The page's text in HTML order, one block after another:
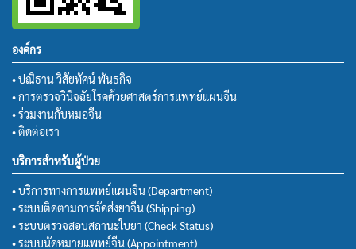
องค์กร
• ปณิธาน วิสัยทัศน์ พันธกิจ
• การตรวจวินิจฉัยโรคด้วยศาสตร์การแพทย์แผนจีน
• ร่วมงานกับหมอจีน
• ติดต่อเรา
บริการสำหรับผู้ป่วย
• บริการทางการแพทย์แผนจีน (Department)
• ระบบติดตามการจัดส่งยาจีน (Shipping)
• ระบบตรวจสอบสถานะใบยา (Check Status)
• ระบบนัดหมายแพทย์จีน (Appointment)